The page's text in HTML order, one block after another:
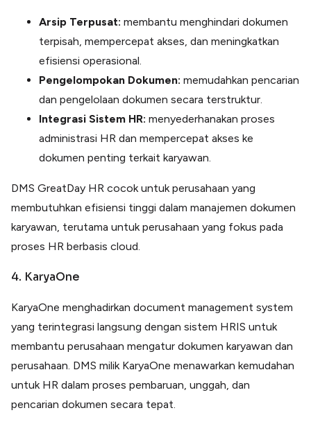
Arsip Terpusat: membantu menghindari dokumen
terpisah, mempercepat akses, dan meningkatkan
efisiensi operasional.
Pengelompokan Dokumen: memudahkan pencarian
dan pengelolaan dokumen secara terstruktur.
Integrasi Sistem HR: menyederhanakan proses
administrasi HR dan mempercepat akses ke
dokumen penting terkait karyawan.
DMS GreatDay HR cocok untuk perusahaan yang
membutuhkan efisiensi tinggi dalam manajemen dokumen
karyawan, terutama untuk perusahaan yang fokus pada
proses HR berbasis cloud.
4. KaryaOne
KaryaOne menghadirkan document management system
yang terintegrasi langsung dengan sistem HRIS untuk
membantu perusahaan mengatur dokumen karyawan dan
perusahaan. DMS milik KaryaOne menawarkan kemudahan
untuk HR dalam proses pembaruan, unggah, dan
pencarian dokumen secara tepat.